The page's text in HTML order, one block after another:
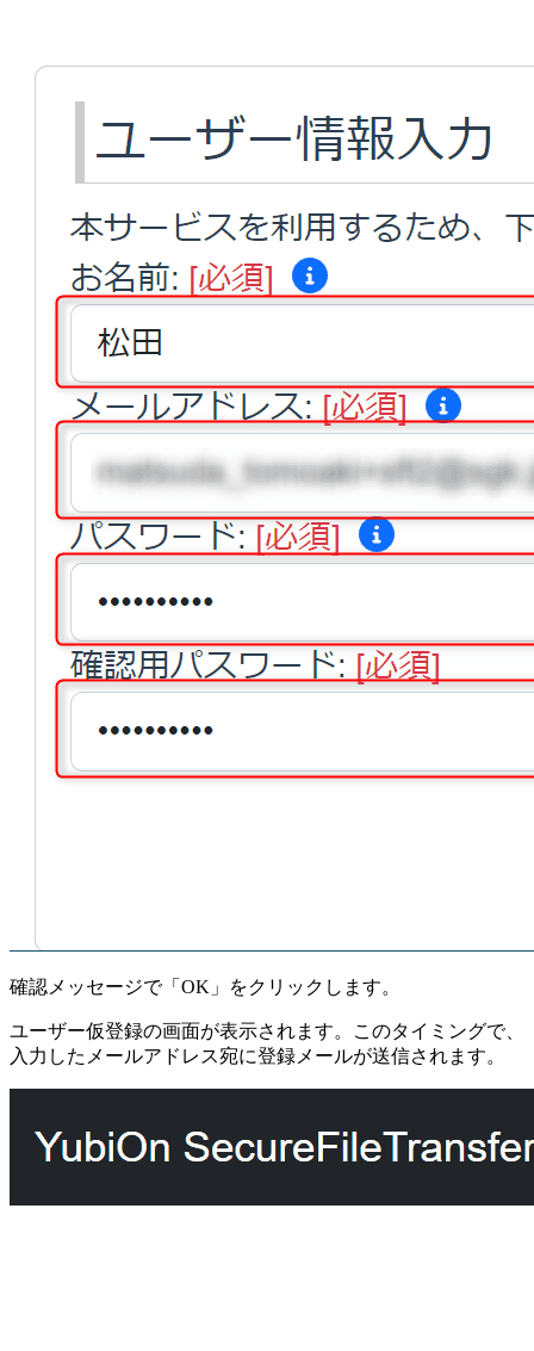
確認メッセージで「OK」をクリックします。
ユーザー仮登録の画面が表示されます。このタイミングで、
入力したメールアドレス宛に登録メールが送信されます。